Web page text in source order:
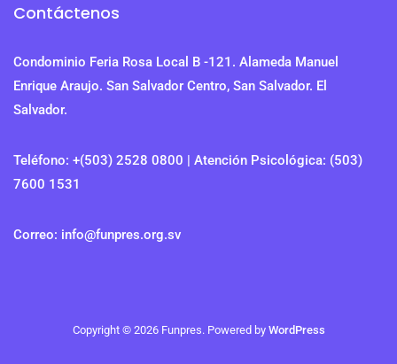
Contáctenos
Condominio Feria Rosa Local B -121. Alameda Manuel
Enrique Araujo. San Salvador Centro, San Salvador. El
Salvador.
Teléfono: +(503) 2528 0800 | Atención Psicológica: (503)
7600 1531
Correo: info@funpres.org.sv
Copyright © 2026 Funpres. Powered by WordPress